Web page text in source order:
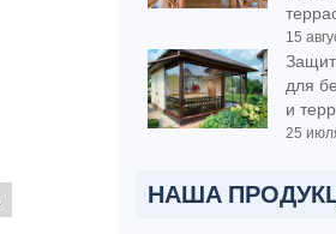
15
для
и
25
НАША